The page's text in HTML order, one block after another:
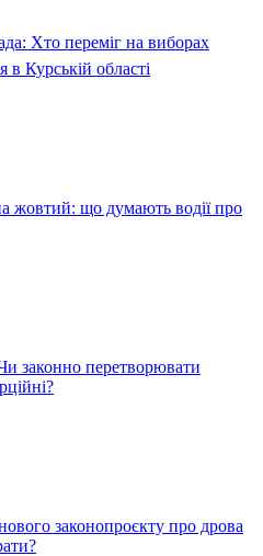
Хто переміг на виборах
Курській області
жовтий: що думають водії про
законно перетворювати
законопроєкту про дрова